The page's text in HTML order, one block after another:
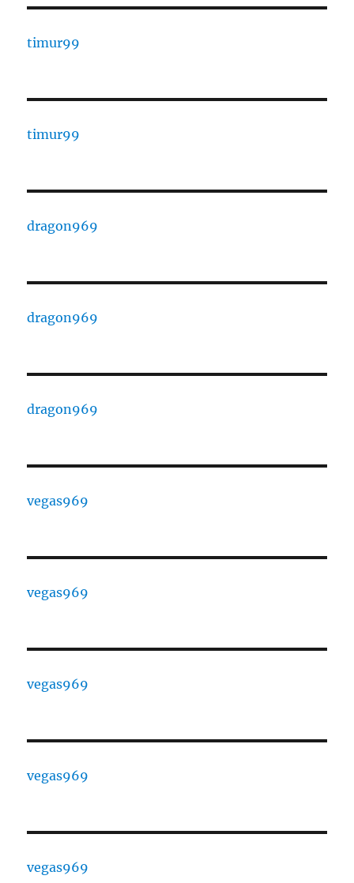
timur99
timur99
dragon969
dragon969
dragon969
vegas969
vegas969
vegas969
vegas969
vegas969